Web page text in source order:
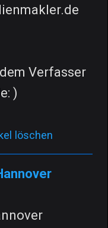
Verfasser
)
löschen